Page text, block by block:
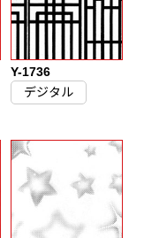
Y-1736
デジタル